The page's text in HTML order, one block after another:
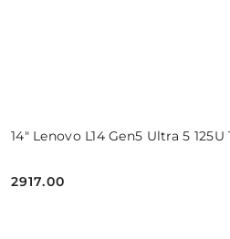
14" Lenovo L14 Gen5 Ultra 5 125U
Cena:
2917.00